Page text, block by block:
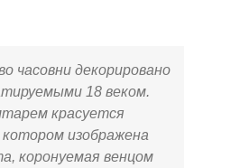
часовни декорировано
18 веком.
красуется
изображена
коронуемая венцом